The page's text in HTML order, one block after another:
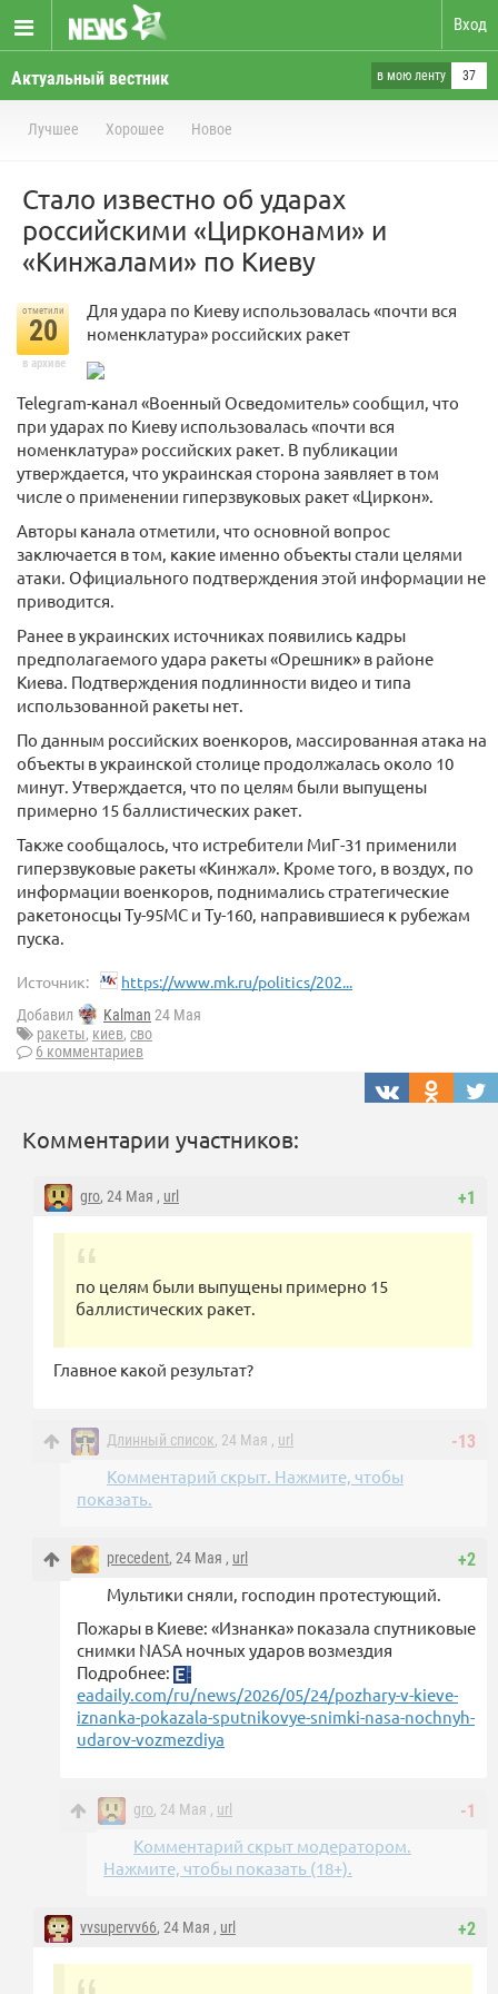
Вход
Актуальный вестник в мою ленту 37
Лучшее Хорошее Новое
Стало известно об ударах
российскими «Цирконами» и
«Кинжалами» по Киеву
отметили
20
в архиве
Для удара по Киеву использовалась «почти вся
номенклатура» российских ракет
Telegram-канал «Военный Осведомитель» сообщил, что
при ударах по Киеву использовалась «почти вся
номенклатура» российских ракет. В публикации
утверждается, что украинская сторона заявляет в том
числе о применении гиперзвуковых ракет «Циркон».
Авторы канала отметили, что основной вопрос
заключается в том, какие именно объекты стали целями
атаки. Официального подтверждения этой информации не
приводится.
Ранее в украинских источниках появились кадры
предполагаемого удара ракеты «Орешник» в районе
Киева. Подтверждения подлинности видео и типа
использованной ракеты нет.
По данным российских военкоров, массированная атака на
объекты в украинской столице продолжалась около 10
минут. Утверждается, что по целям были выпущены
примерно 15 баллистических ракет.
Также сообщалось, что истребители МиГ-31 применили
гиперзвуковые ракеты «Кинжал». Кроме того, в воздух, по
информации военкоров, поднимались стратегические
ракетоносцы Ту-95МС и Ту-160, направившиеся к рубежам
пуска.
Источник: https://www.mk.ru/politics/202...
Добавил Kalman 24 Мая
ракеты, киев, сво
6 комментариев
Комментарии участников:
+1
gro, 24 Мая , url
по целям были выпущены примерно 15
баллистических ракет.
Главное какой результат?
-13
Длинный список, 24 Мая , url
Комментарий скрыт. Нажмите, чтобы
показать.
+2
precedent, 24 Мая , url
Мультики сняли, господин протестующий.
Пожары в Киеве: «Изнанка» показала спутниковые
снимки NASA ночных ударов возмездия
Подробнее:
eadaily.com/ru/news/2026/05/24/pozhary-v-kieve-
iznanka-pokazala-sputnikovye-snimki-nasa-nochnyh-
udarov-vozmezdiya
-1
gro, 24 Мая , url
Комментарий скрыт модератором.
Нажмите, чтобы показать (18+).
+2
vvsupervv66, 24 Мая , url